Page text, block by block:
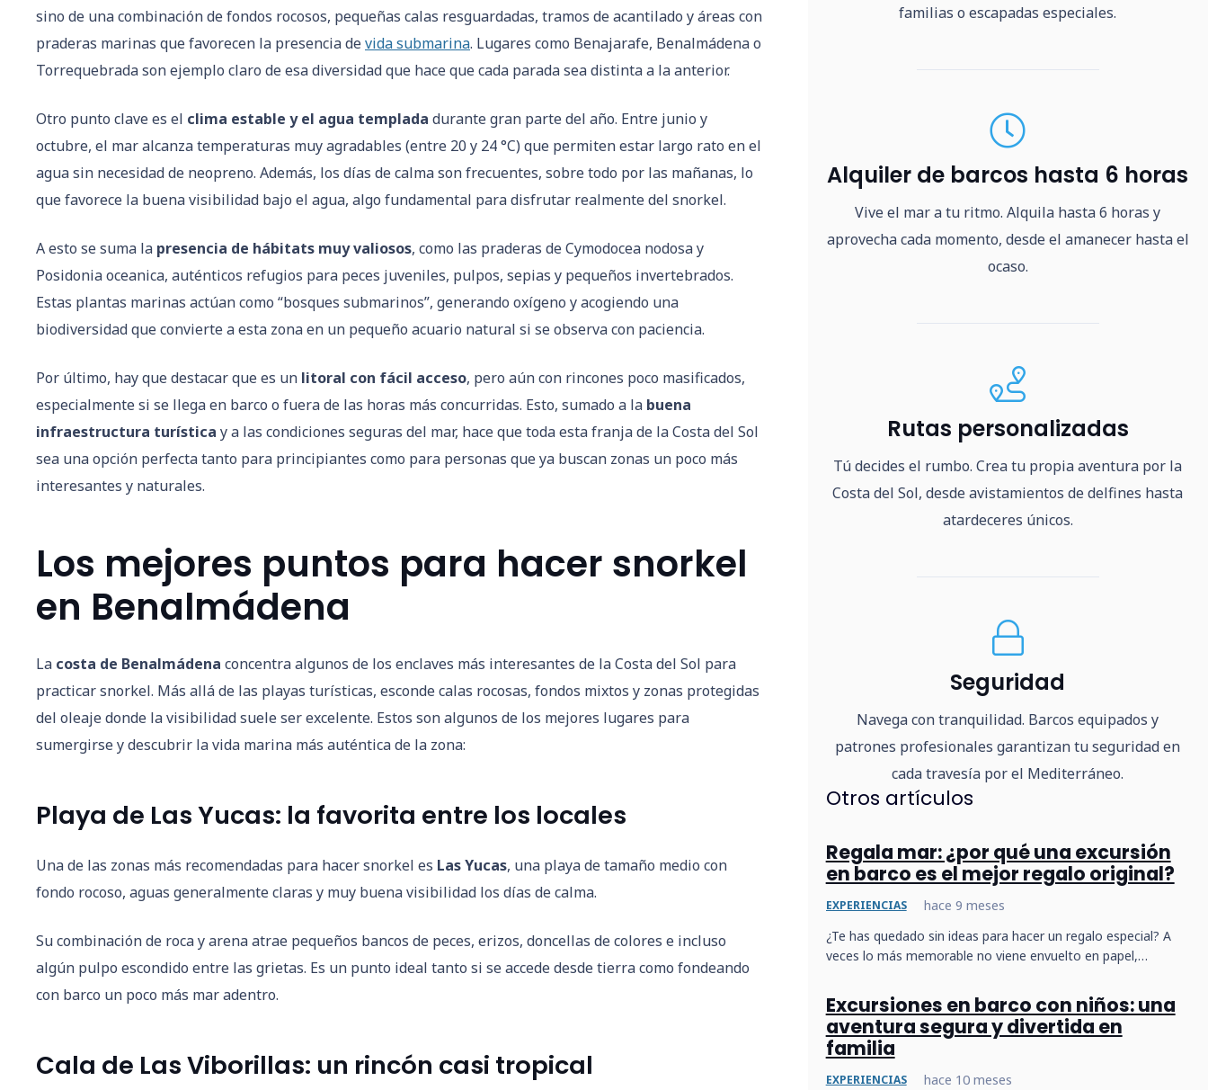
sino de una combinación de fondos rocosos, pequeñas calas resguardadas, tramos de acantilado y áreas con
praderas marinas que favorecen la presencia devida submarina. Lugares como Benajarafe, Benalmádena o
Torrequebrada son ejemplo claro de esa diversidad que hace que cada parada sea distinta a la anterior.
Otro punto clave es el clima estable y el agua templada durante gran parte del año. Entre junio y
octubre, el mar alcanza temperaturas muy agradables (entre 20 y 24 °C) que permiten estar largo rato en el
agua sin necesidad de neopreno. Además, los días de calma son frecuentes, sobre todo por las mañanas, lo
que favorece la buena visibilidad bajo el agua, algo fundamental para disfrutar realmente del snorkel.
A esto se suma la presencia de hábitats muy valiosos, como las praderas de Cymodocea nodosa y
Posidonia oceanica, auténticos refugios para peces juveniles, pulpos, sepias y pequeños invertebrados.
Estas plantas marinas actúan como “bosques submarinos”, generando oxígeno y acogiendo una
biodiversidad que convierte a esta zona en un pequeño acuario natural si se observa con paciencia.
Por último, hay que destacar que es un litoral con fácil acceso, pero aún con rincones poco masificados,
especialmente si se llega en barco o fuera de las horas más concurridas. Esto, sumado a la buena
infraestructura turística y a las condiciones seguras del mar, hace que toda esta franja de la Costa del Sol
sea una opción perfecta tanto para principiantes como para personas que ya buscan zonas un poco más
interesantes y naturales.
Los mejores puntos para hacer snorkel
en Benalmádena
La costa de Benalmádena concentra algunos de los enclaves más interesantes de la Costa del Sol para
practicar snorkel. Más allá de las playas turísticas, esconde calas rocosas, fondos mixtos y zonas protegidas
del oleaje donde la visibilidad suele ser excelente. Estos son algunos de los mejores lugares para
sumergirse y descubrir la vida marina más auténtica de la zona:
Playa de Las Yucas: la favorita entre los locales
Una de las zonas más recomendadas para hacer snorkel es Las Yucas, una playa de tamaño medio con
fondo rocoso, aguas generalmente claras y muy buena visibilidad los días de calma.
Su combinación de roca y arena atrae pequeños bancos de peces, erizos, doncellas de colores e incluso
algún pulpo escondido entre las grietas. Es un punto ideal tanto si se accede desde tierra como fondeando
con barco un poco más mar adentro.
Cala de Las Viborillas: un rincón casi tropical
familias o escapadas especiales.
Alquiler de barcos hasta 6 horas
Vive el mar a tu ritmo. Alquila hasta 6 horas y
aprovecha cada momento, desde el amanecer hasta el
ocaso.
Rutas personalizadas
Tú decides el rumbo. Crea tu propia aventura por la
Costa del Sol, desde avistamientos de delfines hasta
atardeceres únicos.
Seguridad
Navega con tranquilidad. Barcos equipados y
patrones profesionales garantizan tu seguridad en
cada travesía por el Mediterráneo.
Otros artículos
Regala mar: ¿por qué una excursión
en barco es el mejor regalo original?
EXPERIENCIAS
hace 9 meses
¿Te has quedado sin ideas para hacer un regalo especial? A
veces lo más memorable no viene envuelto en papel,…
Excursiones en barco con niños: una
aventura segura y divertida en
familia
EXPERIENCIAS
hace 10 meses